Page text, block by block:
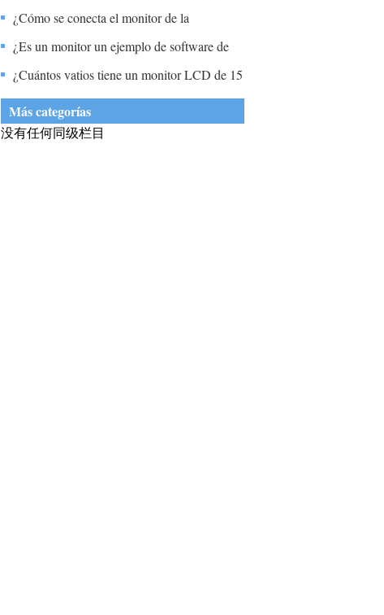
mostrar todas las formas de información
cubre un área de la pantalla que necesita ver?
¿Cómo se conecta el monitor de la
computadora a la computadora?
¿Es un monitor un ejemplo de software de
computadora?
¿Cuántos vatios tiene un monitor LCD de 15
pulgadas?
Más categorías
没有任何同级栏目